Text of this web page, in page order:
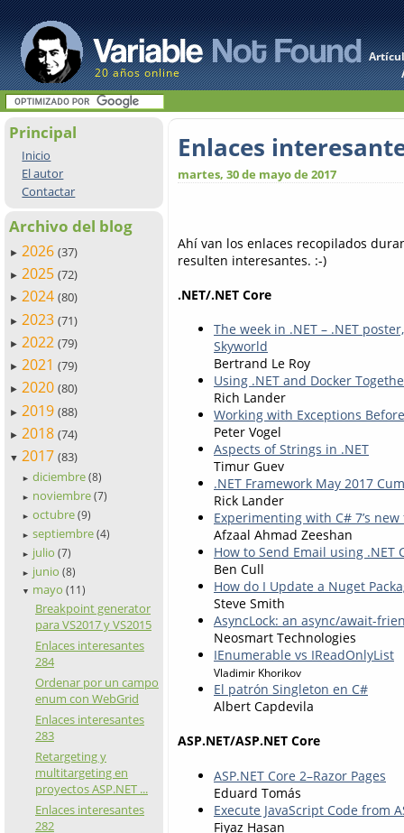
20 años online
Principal
Inicio
El autor
Contactar
Archivo del blog
► 2026 (37)
► 2025 (72)
► 2024 (80)
► 2023 (71)
► 2022 (79)
► 2021 (79)
► 2020 (80)
► 2019 (88)
► 2018 (74)
▼ 2017 (83)
► diciembre (8)
► noviembre (7)
► octubre (9)
► septiembre (4)
► julio (7)
► junio (8)
▼ mayo (11)
Breakpoint generator
para VS2017 y VS2015
Enlaces interesantes
284
Ordenar por un campo
enum con WebGrid
Enlaces interesantes
283
Retargeting y
multitargeting en
proyectos ASP.NET ...
Enlaces interesantes
282
Enlaces
martes, 30 de mayo de 2017
Ahí van los enlaces recopilados
resulten interesantes. :-)
.NET/.NET Core
The week in .NET – .NET
Skyworld
Bertrand Le Roy
Using .NET and Docker
Rich Lander
Working with Exceptions
Peter Vogel
Aspects of Strings in .NET
Timur Guev
.NET Framework May 2017
Rick Lander
Experimenting with C# 7’s
Afzaal Ahmad Zeeshan
How to Send Email using .NET
Ben Cull
How do I Update a Nuget
Steve Smith
AsyncLock: an async/await-
Neosmart Technologies
IEnumerable vs IReadOnlyList
Vladimir Khorikov
El patrón Singleton en C#
Albert Capdevila
ASP.NET/ASP.NET Core
ASP.NET Core 2–Razor Pages
Eduard Tomás
Execute JavaScript Code from
Fiyaz Hasan